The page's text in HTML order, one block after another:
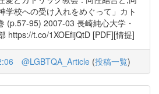
学校への受け入れをめぐって」カト
(p.57-95) 2007-03 長崎純心大学・
https://t.co/1XOEfijQtD [PDF][情提]
@LGBTQA_Article (投稿一覧)